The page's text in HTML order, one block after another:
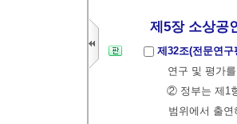
제5장 소상공인
제32조(전문연
연구 및 평가
② 정부는 제1
범위에서 출